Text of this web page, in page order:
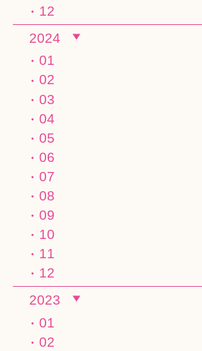
12
2024
01
02
03
04
05
06
07
08
09
10
11
12
2023
01
02